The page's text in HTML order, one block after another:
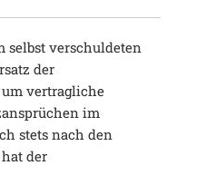
selbst verschuldeten
der
vertragliche
im
stets nach den
der